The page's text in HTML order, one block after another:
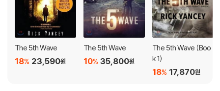
The 5th Wave
23,590원
18%
The 5th Wave
35,800원
10%
The 5th Wave (Boo
k 1)
17,870원
18%